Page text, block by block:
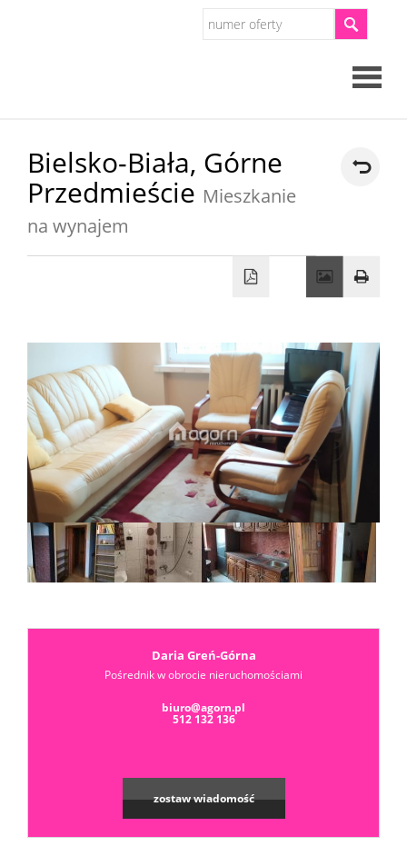
Domy
Dzialki
Skup
Bielsko-Biała, Górne
Przedmieście Mieszkanie
na wynajem
Daria Greń-Górna
Pośrednik w obrocie nieruchomościami
biuro@agorn.pl
512 132 136
zostaw wiadomość